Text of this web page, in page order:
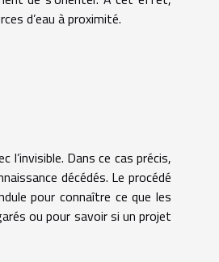
d’eau à proximité.
Dans ce cas précis,
décédés. Le procédé
pour connaître ce que les
ou pour savoir si un projet